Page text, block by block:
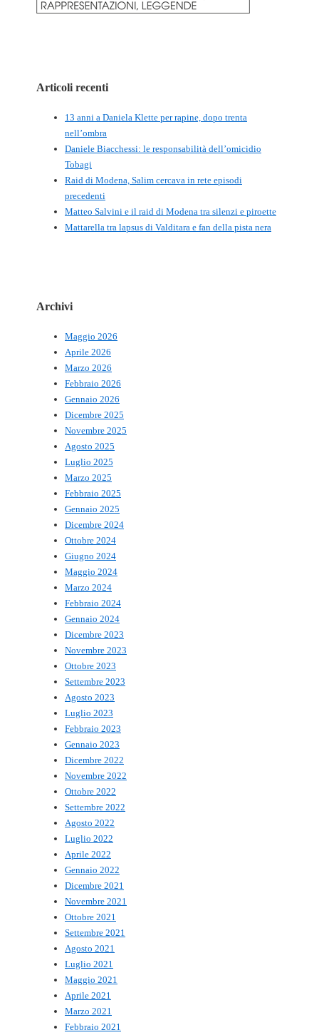
Articoli recenti
13 anni a Daniela Klette per rapine, dopo trenta
nell’ombra
Daniele Biacchessi: le responsabilità dell’omicidio
Tobagi
Raid di Modena, Salim cercava in rete episodi
precedenti
Matteo Salvini e il raid di Modena tra silenzi e piroette
Mattarella tra lapsus di Valditara e fan della pista nera
Archivi
Maggio 2026
Aprile 2026
Marzo 2026
Febbraio 2026
Gennaio 2026
Dicembre 2025
Novembre 2025
Agosto 2025
Luglio 2025
Marzo 2025
Febbraio 2025
Gennaio 2025
Dicembre 2024
Ottobre 2024
Giugno 2024
Maggio 2024
Marzo 2024
Febbraio 2024
Gennaio 2024
Dicembre 2023
Novembre 2023
Ottobre 2023
Settembre 2023
Agosto 2023
Luglio 2023
Febbraio 2023
Gennaio 2023
Dicembre 2022
Novembre 2022
Ottobre 2022
Settembre 2022
Agosto 2022
Luglio 2022
Aprile 2022
Gennaio 2022
Dicembre 2021
Novembre 2021
Ottobre 2021
Settembre 2021
Agosto 2021
Luglio 2021
Maggio 2021
Aprile 2021
Marzo 2021
Febbraio 2021